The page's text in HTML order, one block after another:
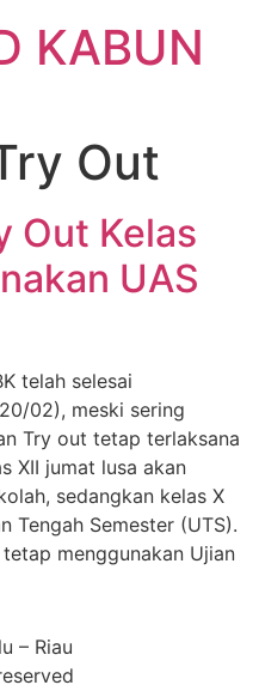
KABUN
Out
Out Kelas
UAS
telah selesai
02), meski sering
Try out tetap terlaksana
XII jumat lusa akan
sedangkan kelas X
Tengah Semester (UTS).
menggunakan Ujian
– Riau